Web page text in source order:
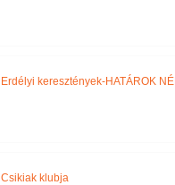
Erdélyi keresztények-HATÁROK
Csikiak klubja